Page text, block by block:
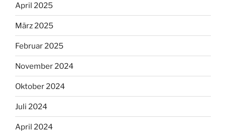
April 2025
März 2025
Februar 2025
November 2024
Oktober 2024
Juli 2024
April 2024